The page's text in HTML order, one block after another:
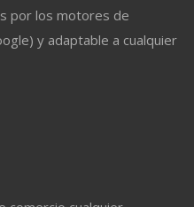
por los motores de
y adaptable a cualquier